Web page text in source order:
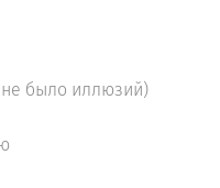
было иллюзий)